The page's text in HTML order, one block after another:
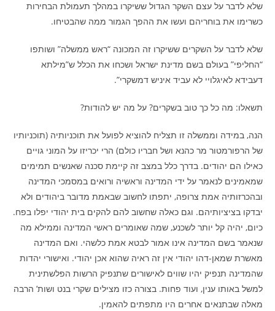
שלא לדבר על עצם השקר הגדול ששיקרו במהלך תעמולת הבחירות
כשרימו את בוחריהם ועשו את ההפך הגמור ממה שהבטיחו.
שלא לדבר על השקרים ששיקרו זה המכונה “ראש ממשלה” ושותפו
“החליפי” בעולם בשם מדינת ישראל ושכחו את הכלל ש”מילתא
דעבידא לאיגלויי לא עביד איניש דמשקרי”.
תשאלו: מה כל כך טוב בשקרים? על מה יש להודות?
הנה, במידה וממשלה זו תצליח להוציא לפועל את תוכניותיה (תוכניותיו
של הרפורמטור מר כהנא ושל חבריו כולם) הרי יכריזו על המוני גויים
כאילו הם יהודים. בדרך כלל במצב זה קיימת סכנה שאנשים תמימים
שמאמינים לנאמר על ידי המדינה וראשיה ורואים במסמכי המדינה
ובהכרזותיה אמת צרופה, יתפתו לחשוב שבאמת מדובר ביהודים ולא
יבדקו בציציותיהם. וגם כאלה שחשוב להם להקים בית יהודי יפלו בפח.
כיום, יהיה קל יותר לשכנע, שמה שאומרים ראשי המדינה וממילא מה
שנאמר בשם המדינה אינו אמור לבטא אמת כלשהי. ואם המדינה
מאשרת שמאן-דהו יהודי אין זה ראיה שהוא אכן יהודי. ואישורי יהדות
שהמדינה תנפיק יהיו שווים לאישורים שתנפיק הרשות הפלשתינית
למשל באותו ענין, ועוד פחות. בצורה כזו מצילים שקרי בנט ושות’ הרבה
מאלה שבתנאים אחרים היו מתפתים להאמין.